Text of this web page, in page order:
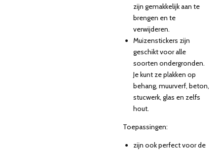
zijn gemakkelijk aan te
brengen en te
verwijderen.
Muizenstickers zijn
geschikt voor alle
soorten ondergronden.
Je kunt ze plakken op
behang, muurverf, beton,
stucwerk, glas en zelfs
hout.
Toepassingen:
zijn ook perfect voor de